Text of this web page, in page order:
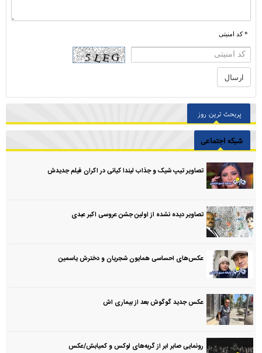
* کد امنیتی
پربحث ترین روز
شبکه اجتماعی
تصاویر تیپ شیک و جذاب لیندا کیانی در اکران فیلم جدیدش
تصاویر دیده نشده از اولین جشن عروسی اکبر عبدی
عکس‌های احساسی همایون شجریان و دخترش یاسمین
عکس جدید گوگوش بعد از بیماری اش
رونمایی صابر ابر از گربه‌های لوکس و کمیابش/عکس